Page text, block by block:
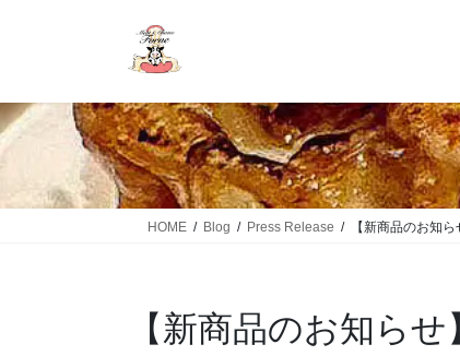
HOME Blog Press Release 【新商品のお知
【新商品のお知